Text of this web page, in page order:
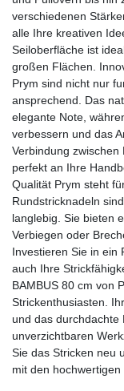
verschiedenen
alle Ihre kreativen
Seiloberfläche ist
großen Flächen.
Prym sind nicht nur
ansprechend. Das
elegante Note,
verbessern und das
Verbindung zwischen
perfekt an Ihre
Qualität Prym steht
Rundstricknadeln
langlebig. Sie bieten
Verbiegen oder
Investieren Sie in ein
auch Ihre
BAMBUS 80 cm von
Strickenthusiasten.
und das durchdachte
unverzichtbaren
Sie das Stricken neu
mit den